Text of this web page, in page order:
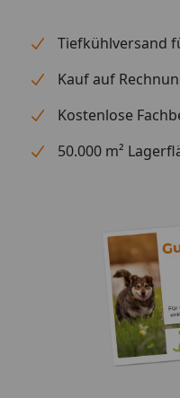
Tiefkühlversand
Kauf auf
Kostenlose
50.000 m²